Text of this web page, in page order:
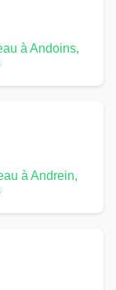
à Andoins,
à Andrein,